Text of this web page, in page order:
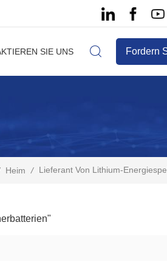
SIE UNS Fordern
Heim / Lieferant Von Lithium-